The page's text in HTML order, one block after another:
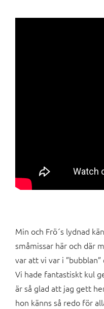
Min och Frö´s lydnad
småmissar här och där
var att vi var i
Vi hade fantastiskt kul
är så glad att jag gett
hon känns så redo för